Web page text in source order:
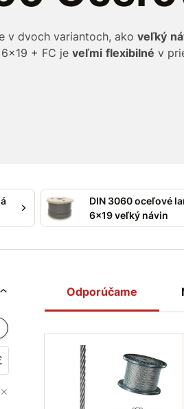
v dvoch variantoch, ako veľký
+ FC je veľmi flexibilné v
DIN 3060 oceľové
6x19 veľký návin
Odporúčame